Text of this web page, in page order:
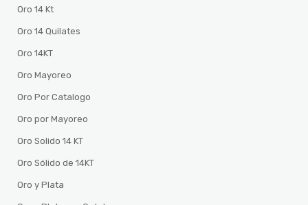
Oro 14 Kt
Oro 14 Quilates
Oro 14KT
Oro Mayoreo
Oro Por Catalogo
Oro por Mayoreo
Oro Solido 14 KT
Oro Sólido de 14KT
Oro y Plata